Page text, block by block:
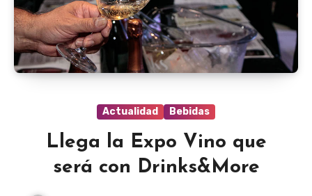
Actualidad Bebidas
Llega la Expo Vino que
será con Drinks&More